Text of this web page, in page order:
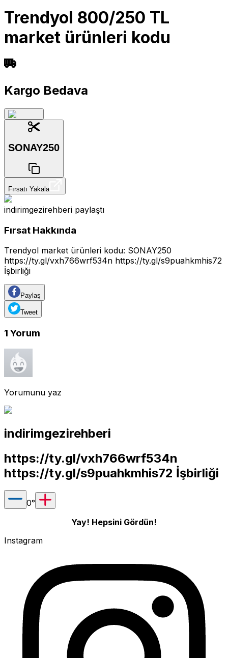
Trendyol 800/250 TL
market ürünleri kodu
Kargo Bedava
SONAY250
Fırsatı Yakala
indirimgezirehberi paylaştı
Fırsat Hakkında
Trendyol market ürünleri kodu: SONAY250
https://ty.gl/vxh766wrf534n https://ty.gl/s9puahkmhis72
İşbirliği
Paylaş
Tweet
1 Yorum
Yorumunu yaz
indirimgezirehberi
https://ty.gl/vxh766wrf534n
https://ty.gl/s9puahkmhis72 İşbirliği
0°
Yay! Hepsini Gördün!
Instagram